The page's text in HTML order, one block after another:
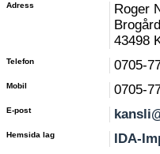
Adress
Roger
43498
Telefon 0705-
Mobil 0705-
E-post
Hemsida lag IDA-